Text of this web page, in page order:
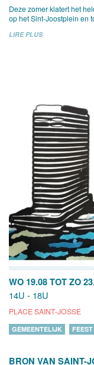
Deze zomer klatert het
op het Sint-Joostplein en
LIRE PLUS
WO 19.08 TOT ZO
14U - 18U
PLACE SAINT-JOSSE
GEMEENTELIJK FEEST
BRON VAN SAINT-